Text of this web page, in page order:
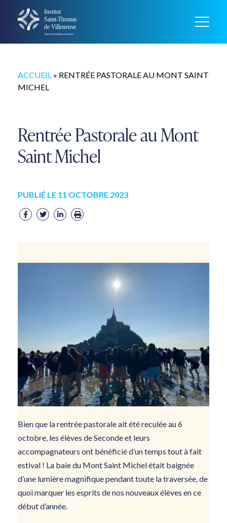
ACCUEIL » RENTRÉE PASTORALE AU MONT SAINT
MICHEL
Rentrée Pastorale au Mont
Saint Michel
PUBLIÉ LE 11 OCTOBRE 2023
Bien que la rentrée pastorale ait été reculée au 6
octobre, les élèves de Seconde et leurs
accompagnateurs ont bénéficié d’un temps tout à fait
estival ! La baie du Mont Saint Michel était baignée
d’une lumière magnifique pendant toute la traversée, de
quoi marquer les esprits de nos nouveaux élèves en ce
début d’année.